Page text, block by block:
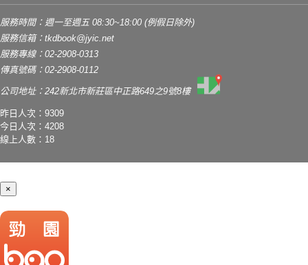
服務時間：週一至週五 08:30~18:00 (例假日除外)
服務信箱： tkdbook@jyic.net
服務專線：02-2908-0313
傳真號碼：02-2908-0112
公司地址：242新北市新莊區中正路649之9號8樓
昨日人次：9309
今日人次：4208
線上人數：18
×